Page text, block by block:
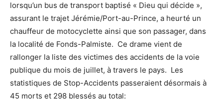
lorsqu’un bus de transport baptisé « Dieu qui décide »,
assurant le trajet Jérémie/Port-au-Prince, a heurté un
chauffeur de motocyclette ainsi que son passager, dans
la localité de Fonds-Palmiste. Ce drame vient de
rallonger la liste des victimes des accidents de la voie
publique du mois de juillet, à travers le pays. Les
statistiques de Stop-Accidents passeraient désormais à
45 morts et 298 blessés au total: